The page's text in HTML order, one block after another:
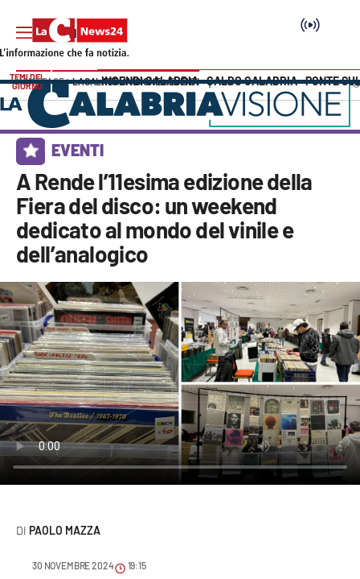
SEZIONI
Cronaca
Politica
Attualità
Economia e lavoro
Italia Mondo
Sanità
Sport
Cultura
Meteo
Vai
TEMI DEL
GIORNO
INCENDI CALABRIA CALDO CALABRIA PONTE
HOME PAGE LACALABRIAVISIONE EVENTI
EVENTI
A Rende l’11esima edizione della
Fiera del disco: un weekend
dedicato al mondo del vinile e
dell’analogico
PAOLO MAZZA
30 NOVEMBRE 2024 19:15